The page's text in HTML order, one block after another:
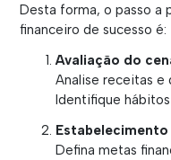
Desta forma, o passo a
financeiro de sucesso é:
Avaliação do
Analise receitas e
Identifique
Defina metas